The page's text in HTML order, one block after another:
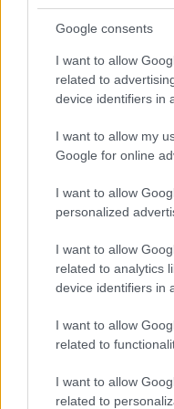
Google consents
I want to allow
related to
device identifiers in
I want to allow my
Google for online
I want to allow
personalized
I want to allow
related to analytics
device identifiers in
I want to allow
related to
I want to allow
related to
Ο τρίτος κύκλος
Τσάρλς, Όλιβερ
υποδύονται οι
παρασκήνια μιας
Μπρόντγουεϊ. Ο
είναι ένας
οποίου το
διακόπτεται από
Με τη βοήθεια
Λορέττα Ντάρκιν (
υπόθεση που
σκηνοθέτης
να ξαναφτιάξει
ανεβαίνει!